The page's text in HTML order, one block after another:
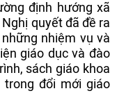
định hướng xã
quyết đã đề ra
nhiệm vụ và
giáo dục và đào
sách giáo khoa
đổi mới giáo